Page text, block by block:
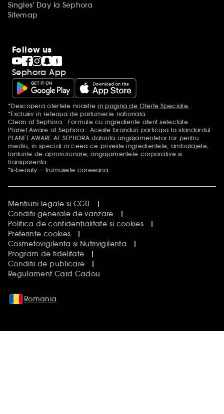
Singles' Day la Sephora
Sitemap
Follow us
Sephora App
Mentiuni aditionale
*Descopera ofertele noastrein pagina de Oferte Speciale.
*Exclusiv in reteaua de parfumerie nationala.
Clean at Sephora : Formule cu ingrediente atent selectate.
Planet Aware at Sephora : Aceste branduri participa la standardul
PLANET AWARE AT SEPHORA datorita angajamentelor lor pentru
mediu, in special in ceea ce priveste ingredientele, ambalajele,
lanturile de aprovizionare, angajamentele corporative si
transparenta.
*k-beauty = frumusete coreeana
Mentiuni legale si CGU
Conditii generale de vanzare
Politica de confidentialitate si cookies
Preferinte cookies
Cosmetovigilenta si Nutrivigilenta
Program de fidelitate
Conditii de publicare
Regulament Card Cadou
Romania